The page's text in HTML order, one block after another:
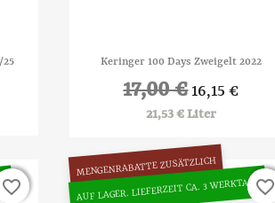
25  Vorschau
Keringer 100 Days Zweigelt 2022
17,00 € 16,15 €
21,53 € Liter
favorite_border
favorite_border
MENGENRABATTE ZUSÄTZLICH
AUF LAGER. LIEFERZEIT CA. 3 WERKTAGEfavorite_border
favorite_border